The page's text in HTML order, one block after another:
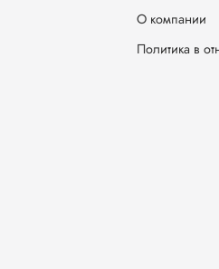
О компании
Политика в